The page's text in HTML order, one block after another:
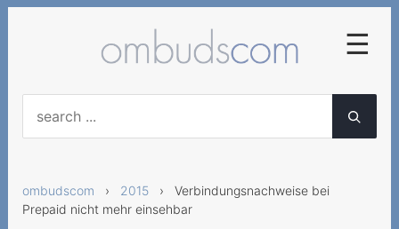
ombudscom › 2015 › Verbindungsnachweise bei
Prepaid nicht mehr einsehbar
☰
Frühzeitige
Vertragliche Vereinbarung
von diversen